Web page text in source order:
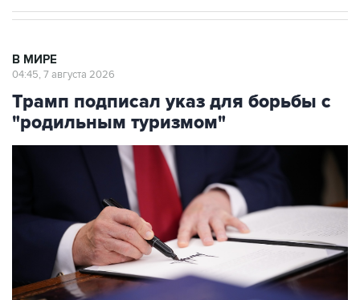
В МИРЕ
04:45, 7 августа 2026
Трамп подписал указ для борьбы с
"родильным туризмом"